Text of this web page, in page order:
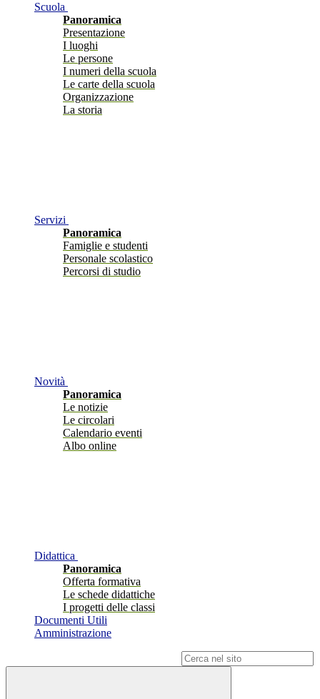
Scuola
Panoramica
Presentazione
I luoghi
Le persone
I numeri della scuola
Le carte della scuola
Organizzazione
La storia
Servizi
Panoramica
Famiglie e studenti
Personale scolastico
Percorsi di studio
Novità
Panoramica
Le notizie
Le circolari
Calendario eventi
Albo online
Didattica
Panoramica
Offerta formativa
Le schede didattiche
I progetti delle classi
Documenti Utili
Amministrazione